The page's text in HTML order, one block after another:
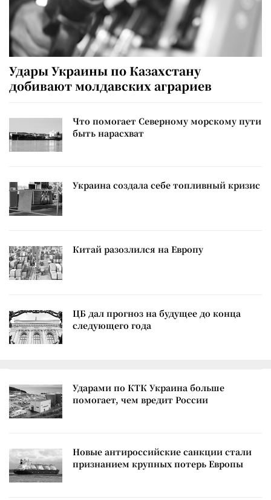
Удары Украины по Казахстану
добивают молдавских аграриев
Что помогает Северному морскому пути
быть нарасхват
Украина создала себе топливный кризис
Китай разозлился на Европу
ЦБ дал прогноз на будущее до конца
следующего года
Ударами по КТК Украина больше
помогает, чем вредит России
Новые антироссийские санкции стали
признанием крупных потерь Европы